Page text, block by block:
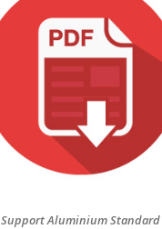
Support Aluminium Standard